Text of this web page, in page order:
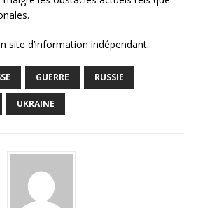
site d’information indépendant.
GUERRE RUSSIE
UKRAINE